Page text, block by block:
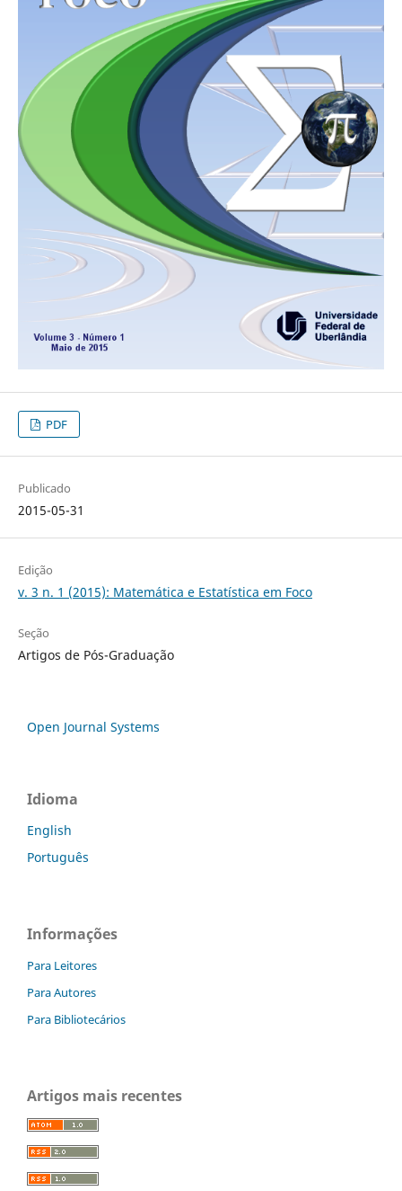
PDF
Publicado
2015-05-31
Edição
v. 3 n. 1 (2015): Matemática e Estatística em Foco
Seção
Artigos de Pós-Graduação
Open Journal Systems
Idioma
English
Português
Informações
Para Leitores
Para Autores
Para Bibliotecários
Artigos mais recentes